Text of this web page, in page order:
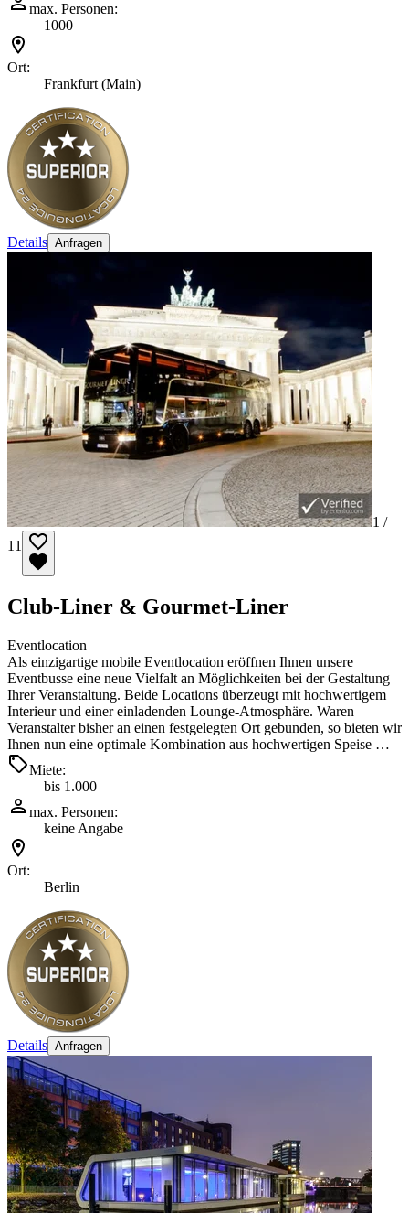
max. Personen:
1000
Ort:
Frankfurt (Main)
Details Anfragen
1 /
11
Club-Liner & Gourmet-Liner
Eventlocation
Als einzigartige mobile Eventlocation eröffnen Ihnen unsere
Eventbusse eine neue Vielfalt an Möglichkeiten bei der Gestaltung
Ihrer Veranstaltung. Beide Locations überzeugt mit hochwertigem
Interieur und einer einladenden Lounge-Atmosphäre. Waren
Veranstalter bisher an einen festgelegten Ort gebunden, so bieten wir
Ihnen nun eine optimale Kombination aus hochwertigen Speise …
Miete:
bis 1.000
max. Personen:
keine Angabe
Ort:
Berlin
Details Anfragen